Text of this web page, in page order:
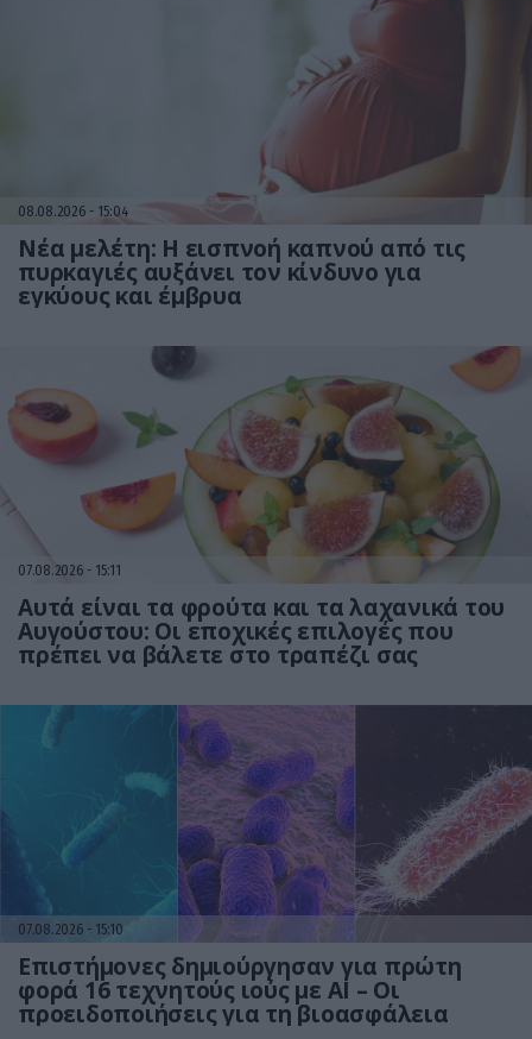
08.08.2026 15:04
Νέα μελέτη: Η εισπνοή καπνού από τις
πυρκαγιές αυξάνει τον κίνδυνο για
εγκύους και έμβρυα
07.08.2026 15:11
Αυτά είναι τα φρούτα και τα λαχανικά του
Αυγούστου: Οι εποχικές επιλογές που
πρέπει να βάλετε στο τραπέζι σας
07.08.2026 15:10
Επιστήμονες δημιούργησαν για πρώτη
φορά 16 τεχνητούς ιούς με AI – Οι
προειδοποιήσεις για τη βιοασφάλεια